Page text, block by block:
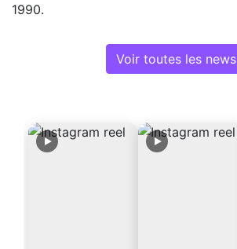
1990.
Voir toutes les news